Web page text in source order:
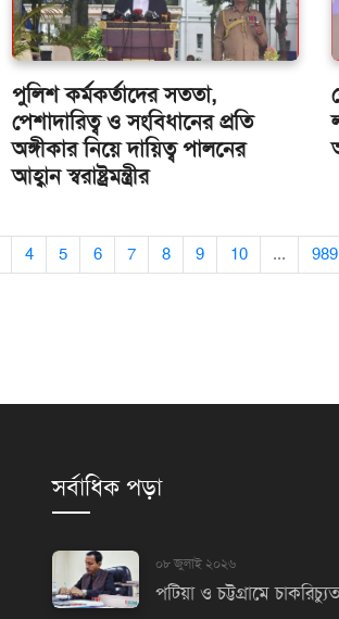
পুলিশ কর্মকর্তাদের সততা,
পেশাদারিত্ব ও সংবিধানের প্রতি
অঙ্গীকার নিয়ে দায়িত্ব পালনের
আহ্বান স্বরাষ্ট্রমন্ত্রীর
4 5 6 7 8 9 10 ... 989
সর্বাধিক পড়া
০৮ জুলাই ২০২৬
পটিয়া ও চট্টগ্রামে